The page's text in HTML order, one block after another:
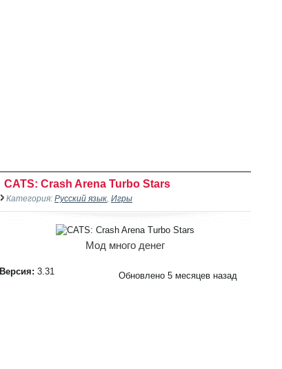
CATS: Crash Arena Turbo Stars
Категория: Русский язык Игры
Мод много денег
Версия: 3.31 Обновлено 5 месяцев назад